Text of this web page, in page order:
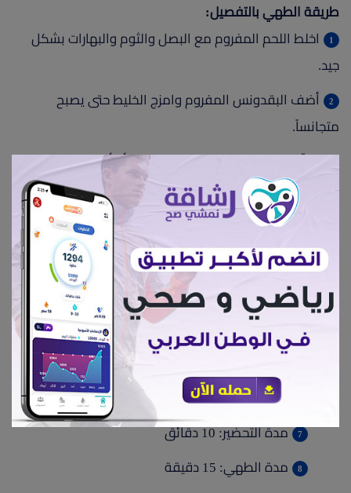
طريقة الطهي بالتفصيل:
اخلط اللحم المفروم مع البصل والثوم والبهارات بشكل
جيد.
أضف البقدونس المفروم وامزج الخليط حتى يصبح
متجانساً.
شكّل الخليط على هيئة كرات صغيرة أو أصابع متوسطة
سخن الشواية أو الشواية الكهربائية حتى تصل لدرجة حرارة
متوسطة.
ضع الكفتة على الشواية واتركها تشوى لمدة 5-7 دقائق
على كل جانب أو حتى تصبح ذهبية اللون.
يمكنك دهن الكفتة بقليل من زيت الزيتون أثناء الشوي
مدة التحضير والطهي:
مدة التحضير: 10 دقائق
مدة الطهي: 15 دقيقة